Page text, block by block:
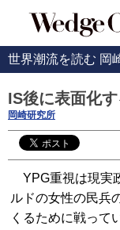
世界潮流を読む 岡
IS後に表面化
岡崎研究所
YPG重視は現実
ルドの女性の民兵
くるために戦って